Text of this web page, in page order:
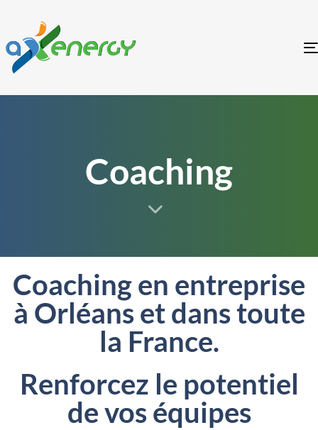
Coaching
Coaching en entreprise
à Orléans et dans toute
la France.
Renforcez le potentiel
de vos équipes